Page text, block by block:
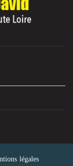
légales